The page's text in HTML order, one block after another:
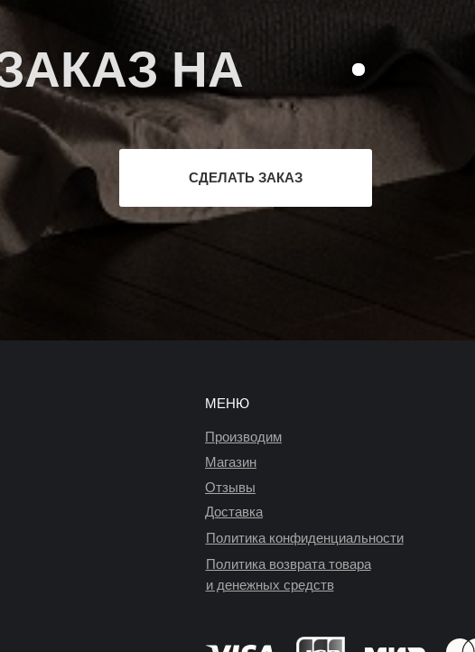
НА
СДЕЛАТЬ ЗАКАЗ
МЕНЮ
Магазин
Производим
Отзывы
Доставка
Политика конфиденциальности
Политика возврата товара
и денежных средств